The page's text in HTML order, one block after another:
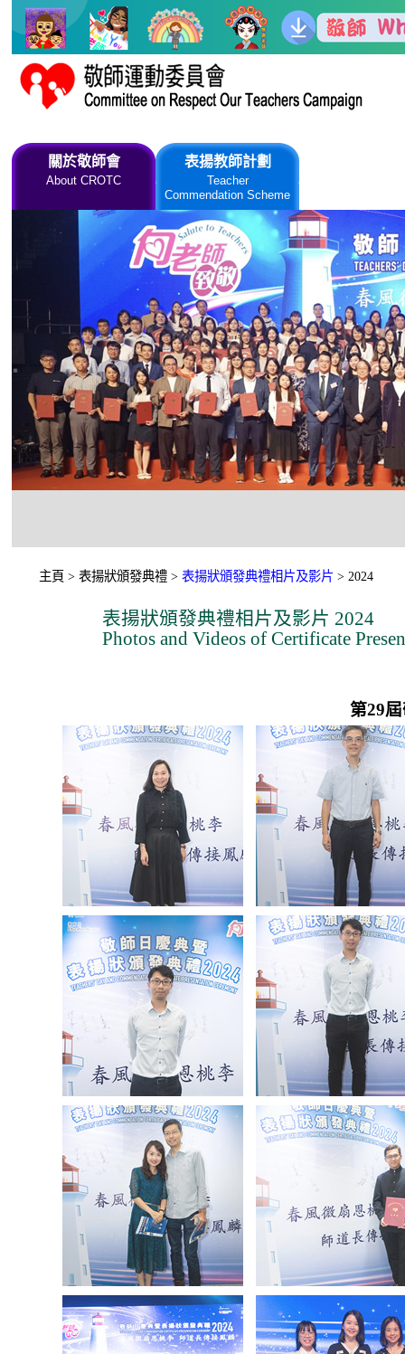
關於敬師會
About CROTC
表揚教師計劃
Teacher
Commendation Scheme
主頁 > 表揚狀頒發典禮 > 表揚狀頒發典禮相片及影片 > 2024
表揚狀頒發典禮相片及影片 2024
Photos and Videos of Certificate
第29